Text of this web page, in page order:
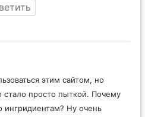
этим сайтом, но
стало просто пыткой. Почему
ингридиентам? Ну очень